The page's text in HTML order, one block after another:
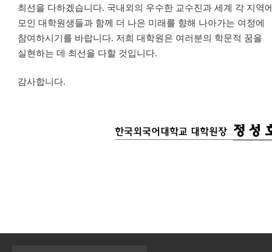
최선을 다하겠습니다. 국내외의 우수한 교수진과세계 각 지역
모인대학원생들과 함께 더 나은 미래를 향해 나아가는 여정에
참여하시기를 바랍니다. 저희 대학원은 여러분의 학문적 꿈을
실현하는 데 최선을 다할 것입니다.
감사합니다.
한국외국어대학교 대학원장 정 성